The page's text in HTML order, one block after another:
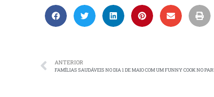
ANTERIOR
FAMÍLIAS SAUDÁVEIS NO DIA 1 DE MAIO COM UM FUNNY COOK NO